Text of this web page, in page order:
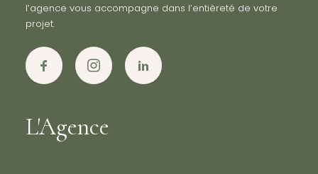
l’agence vous accompagne dans l’entièreté de votre
projet.
L'Agence